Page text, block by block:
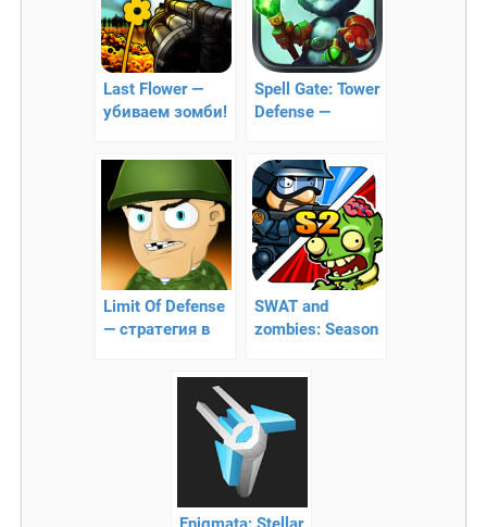
Last Flower —
убиваем зомби!
Spell Gate: Tower
Defense —
Limit Of Defense
— стратегия в
SWAT and
zombies: Season
борьба с зомби